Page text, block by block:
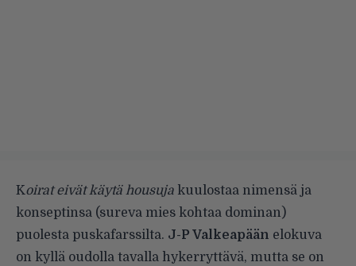
Koirat eivät käytä housuja kuulostaa nimensä ja
konseptinsa (sureva mies kohtaa dominan)
puolesta puskafarssilta. J-P Valkeapään elokuva
on kyllä oudolla tavalla hykerryttävä, mutta se on